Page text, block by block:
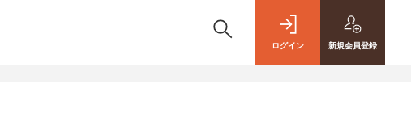
ログイン 新規会員登録